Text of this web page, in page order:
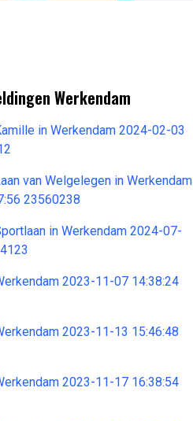
Werkendam
in Werkendam 2024-02-03
van Welgelegen in Werkendam
23560238
in Werkendam 2024-07-
2023-11-07 14:38:24
2023-11-13 15:46:48
2023-11-17 16:38:54